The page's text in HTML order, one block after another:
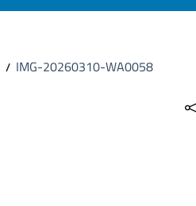
IMG-20260310-WA0058